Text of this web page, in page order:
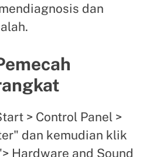
dan
> Control Panel >
dan kemudian klik
Hardware and Sound